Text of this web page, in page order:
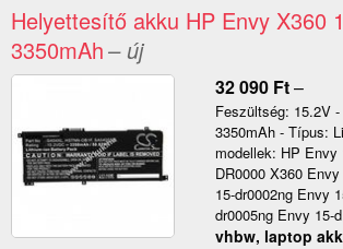
Helyettesítő akku HP Envy X360
3350mAh– új
32 090 Ft–
Feszültség: 15.2V
3350mAh - Típus:
modellek: HP Envy
DR0000 X360
15-dr0002ng Envy
dr0005ng Envy 15-
vhbw, laptop